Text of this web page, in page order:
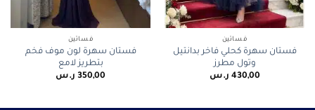
فساتين
فستان سهرة كحلي فاخر بدانتيل
وتول مطرز
430,00 ر.س
فساتين
فستان سهرة لون موف فخم
بتطريز لامع
350,00 ر.س